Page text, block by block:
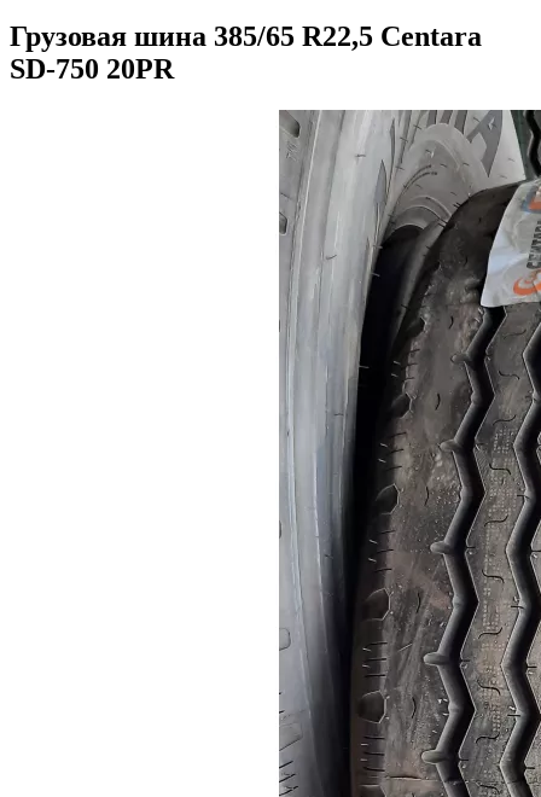
Грузовая шина 385/65 R22,5 Centara
SD-750 20PR